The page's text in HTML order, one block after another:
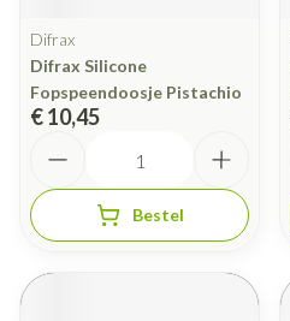
Difrax
Difrax Silicone
Fopspeendoosje Pistachio
€ 10,45
Bestel